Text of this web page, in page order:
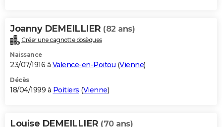
Joanny DEMEILLIER (82 ans)
Créer une cagnotte obsèques
Naissance
23/07/1916 à Valence-en-Poitou (Vienne)
Décès
18/04/1999 à Poitiers (Vienne)
Louise DEMEILLIER (70 ans)